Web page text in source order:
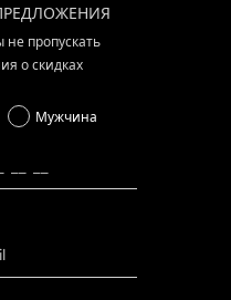
пропускать
о скидках
Мужчина